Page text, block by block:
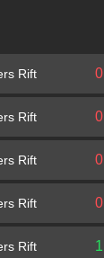
Rift 0
Rift 0
Rift 0
Rift 0
Rift 1